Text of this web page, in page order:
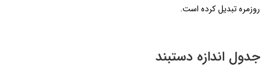
روزمره تبدیل کرده است.
جدول اندازه دستبند